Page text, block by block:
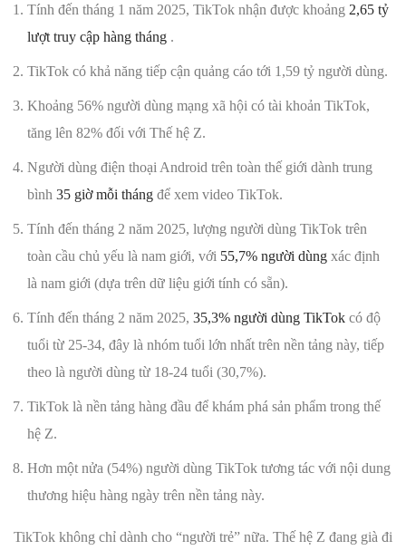
Tính đến tháng 1 năm 2025, TikTok nhận được khoảng 2,65 tỷ
lượt truy cập hàng tháng .
TikTok có khả năng tiếp cận quảng cáo tới 1,59 tỷ người dùng.
Khoảng 56% người dùng mạng xã hội có tài khoản TikTok,
tăng lên 82% đối với Thế hệ Z.
Người dùng điện thoại Android trên toàn thế giới dành trung
bình 35 giờ mỗi tháng để xem video TikTok.
Tính đến tháng 2 năm 2025, lượng người dùng TikTok trên
toàn cầu chủ yếu là nam giới, với 55,7% người dùng xác định
là nam giới (dựa trên dữ liệu giới tính có sẵn).
Tính đến tháng 2 năm 2025, 35,3% người dùng TikTok có độ
tuổi từ 25-34, đây là nhóm tuổi lớn nhất trên nền tảng này, tiếp
theo là người dùng từ 18-24 tuổi (30,7%).
TikTok là nền tảng hàng đầu để khám phá sản phẩm trong thế
hệ Z.
Hơn một nửa (54%) người dùng TikTok tương tác với nội dung
thương hiệu hàng ngày trên nền tảng này.
TikTok không chỉ dành cho “người trẻ” nữa. Thế hệ Z đang già đi